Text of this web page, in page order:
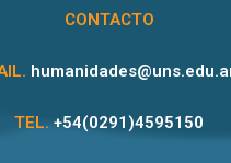
CONTACTO
TEL.+54(0291)4595150